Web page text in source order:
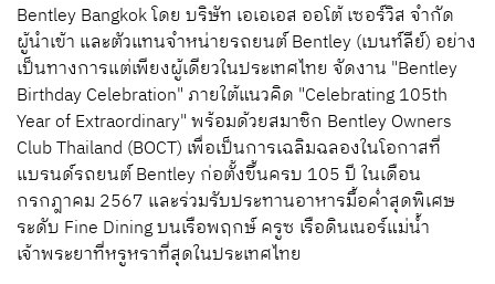
Bentley Bangkok โดย บริษัท เอเอเอส ออโต้ เซอร์วิส จำกัด
ผู้นำเข้า และตัวแทนจำหน่ายรถยนต์ Bentley (เบนท์ลีย์) อย่าง
เป็นทางการแต่เพียงผู้เดียวในประเทศไทย จัดงาน "Bentley
Birthday Celebration" ภายใต้แนวคิด "Celebrating 105th
Year of Extraordinary" พร้อมด้วยสมาชิก Bentley Owners
Club Thailand (BOCT) เพื่อเป็นการเฉลิมฉลองในโอกาสที่
แบรนด์รถยนต์ Bentley ก่อตั้งขึ้นครบ 105 ปี ในเดือน
กรกฎาคม 2567 และร่วมรับประทานอาหารมื้อค่ำสุดพิเศษ
ระดับ Fine Dining บนเรือพฤกษ์ ครูซ เรือดินเนอร์แม่น้ำ
เจ้าพระยาที่หรูหราที่สุดในประเทศไทย